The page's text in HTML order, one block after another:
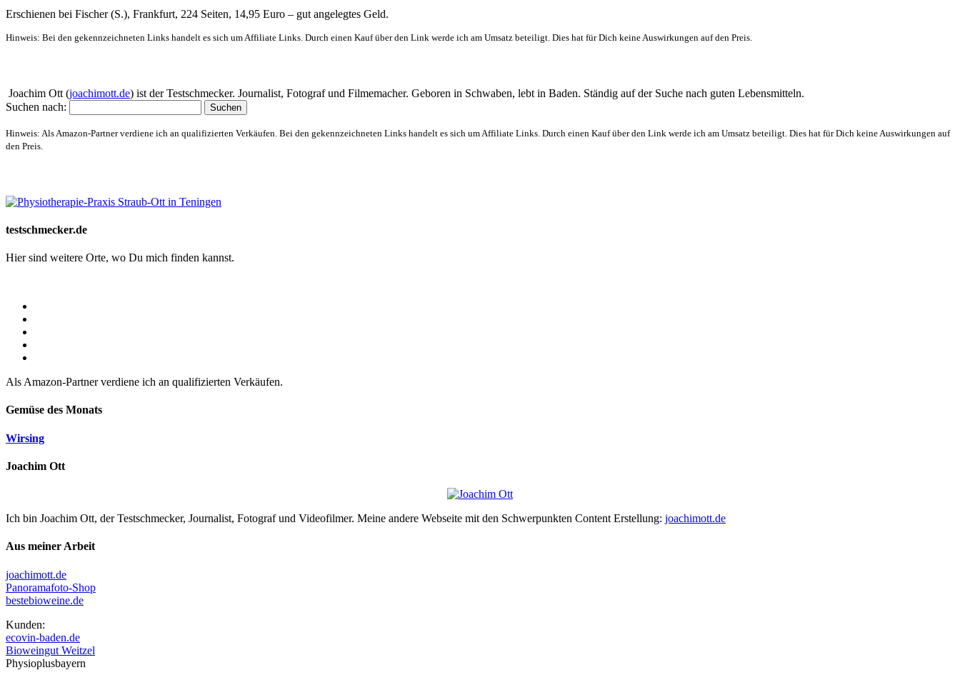
Erschienen bei Fischer (S.), Frankfurt, 224 Seiten, 14,95 Euro – gut angelegtes Geld.
Hinweis: Bei den gekennzeichneten Links handelt es sich um Affiliate Links. Durch einen Kauf über den Link werde ich am Umsatz beteiligt. Dies hat für Dich keine Auswirkungen auf den Preis.
Joachim Ott (joachimott.de) ist der Testschmecker. Journalist, Fotograf und Filmemacher. Geboren in Schwaben, lebt in Baden. Ständig auf der Suche nach guten Lebensmitteln.
Suchen nach:
Hinweis: Als Amazon-Partner verdiene ich an qualifizierten Verkäufen. Bei den gekennzeichneten Links handelt es sich um Affiliate Links. Durch einen Kauf über den Link werde ich am Umsatz beteiligt. Dies hat für Dich keine Auswirkungen auf
den Preis.
testschmecker.de
Hier sind weitere Orte, wo Du mich finden kannst.
Als Amazon-Partner verdiene ich an qualifizierten Verkäufen.
Gemüse des Monats
Wirsing
Joachim Ott
Ich bin Joachim Ott, der Testschmecker, Journalist, Fotograf und Videofilmer. Meine andere Webseite mit den Schwerpunkten Content Erstellung: joachimott.de
Aus meiner Arbeit
joachimott.de
Panoramafoto-Shop
bestebioweine.de
Kunden:
ecovin-baden.de
Bioweingut Weitzel
Physioplusbayern